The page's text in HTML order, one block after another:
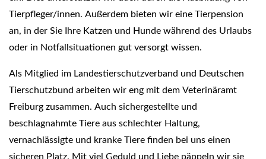
Tierpfleger/innen. Außerdem bieten wir eine Tierpension
an, in der Sie Ihre Katzen und Hunde während des Urlaubs
oder in Notfallsituationen gut versorgt wissen.
Als Mitglied im Landestierschutzverband und Deutschen
Tierschutzbund arbeiten wir eng mit dem Veterinäramt
Freiburg zusammen. Auch sichergestellte und
beschlagnahmte Tiere aus schlechter Haltung,
vernachlässigte und kranke Tiere finden bei uns einen
sicheren Platz. Mit viel Geduld und Liebe päppeln wir sie